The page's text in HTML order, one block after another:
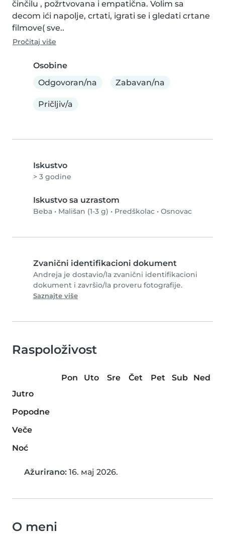
činčilu , požrtvovana i empatična. Volim sa
decom ići napolje, crtati, igrati se i gledati crtane
filmove( sve..
Pročitaj više
Osobine
Odgovoran/na
Zabavan/na
Pričljiv/a
Iskustvo
> 3 godine
Iskustvo sa uzrastom
Beba • Mališan (1-3 g) • Predškolac • Osnovac
Zvanični identifikacioni dokument
Andreja je dostavio/la zvanični identifikacioni
dokument i završio/la proveru fotografije.
Saznajte više
Raspoloživost
Pon Uto Sre Čet Pet Sub
Ned
Jutro
Popodne
Veče
Noć
Ažurirano: 16. мај 2026.
O meni